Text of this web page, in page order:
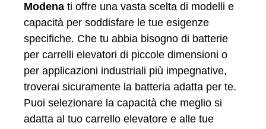
Modena ti offre una vasta scelta di modelli e
capacità per soddisfare le tue esigenze
specifiche. Che tu abbia bisogno di batterie
per carrelli elevatori di piccole dimensioni o
per applicazioni industriali più impegnative,
troverai sicuramente la batteria adatta per te.
Puoi selezionare la capacità che meglio si
adatta al tuo carrello elevatore e alle tue